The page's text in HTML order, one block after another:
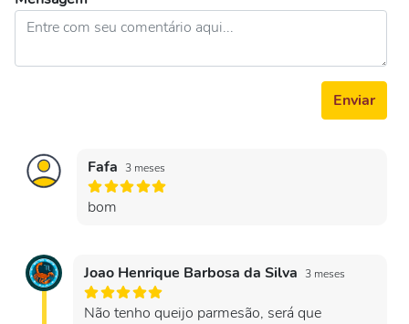
Enviar
Fafa 3 meses
bom
Joao Henrique Barbosa da Silva 3 meses
Não tenho queijo parmesão, será que